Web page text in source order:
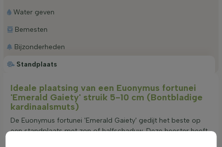
Standplaats
Water geven
Bemesten
Bijzonderheden
Ideale plaatsing van een Euonymus fortunei
'Emerald Gaiety' struik 5-10 cm (Bontbladige
kardinaalsmuts)
De Euonymus fortunei 'Emerald Gaiety' gedijt het beste op
een standplaats met zon of halfschaduw. Deze heester heeft